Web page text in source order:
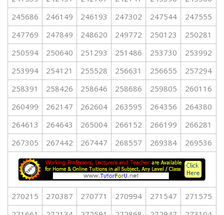
245686
246149 246193 247302 247544
247555
247769
247849 248620 249772 250123
250281
250594
250640 251293 251486 253730
253992
253994
254121 255528 256631 256655
257294
258391
258426 258646 258686 259805
260116
260499
262147 262604 263595 264356
264380
264613
264643 265004 266152 266199
266281
267305
267442 267447 268557 269384 269536
270215 270387 270771 270994 271547
271575